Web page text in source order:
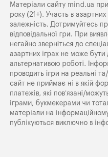
Матеріали сайту mind.ua
року (21+). Участь в
залежність. Дотримуйтесь
відповідальної гри. При
негайно зверніться до
азартних іграх не може
альтернативою роботі.
проводить ігри на реальні
сайт не приймає ні в якій
платежів, які пов’язані/
іграми, букмекерами чи
матеріали на
публікуються виключно в